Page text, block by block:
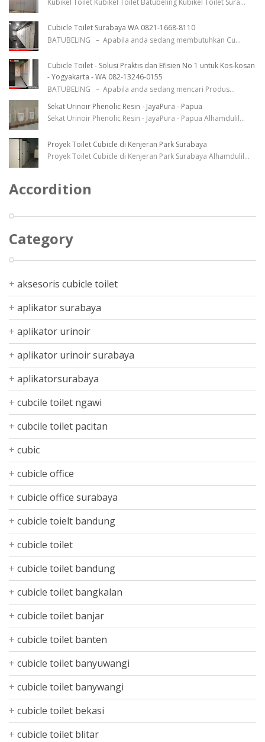
Cubicle Toilet Surabaya WA 0821-1668-8110
BATUBELING – Apabila anda sedang membutuhkan Cu...
Cubicle Toilet - Solusi Praktis dan Efisien No 1 untuk Kos-kosan
- Yogyakarta - WA 082-13246-0155
BATUBELING – Apabila anda sedang mencari Produs...
Sekat Urinoir Phenolic Resin - JayaPura - Papua
Sekat Urinoir Phenolic Resin - JayaPura - Papua Alhamdulil...
Proyek Toilet Cubicle di Kenjeran Park Surabaya
Proyek Toilet Cubicle di Kenjeran Park Surabaya Alhamdulil...
Accordition
Category
aksesoris cubicle toilet
aplikator surabaya
aplikator urinoir
aplikator urinoir surabaya
aplikatorsurabaya
cubcile toilet ngawi
cubcile toilet pacitan
cubic
cubicle office
cubicle office surabaya
cubicle toielt bandung
cubicle toilet
cubicle toilet bandung
cubicle toilet bangkalan
cubicle toilet banjar
cubicle toilet banten
cubicle toilet banyuwangi
cubicle toilet banywangi
cubicle toilet bekasi
cubicle toilet blitar